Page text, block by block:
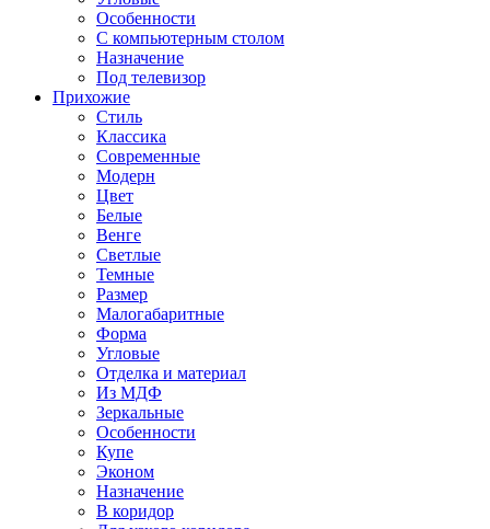
Особенности
С компьютерным столом
Назначение
Под телевизор
Прихожие
Стиль
Классика
Современные
Модерн
Цвет
Белые
Венге
Светлые
Темные
Размер
Малогабаритные
Форма
Угловые
Отделка и материал
Из МДФ
Зеркальные
Особенности
Купе
Эконом
Назначение
В коридор